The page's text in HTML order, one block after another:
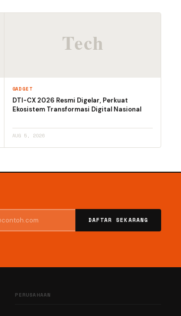
GADGET
DTI-CX 2026 Resmi Digelar, Perkuat
Ekosistem Transformasi Digital Nasional
AUG 5, 2026
DAFTAR SEKARANG
PERUSAHAAN